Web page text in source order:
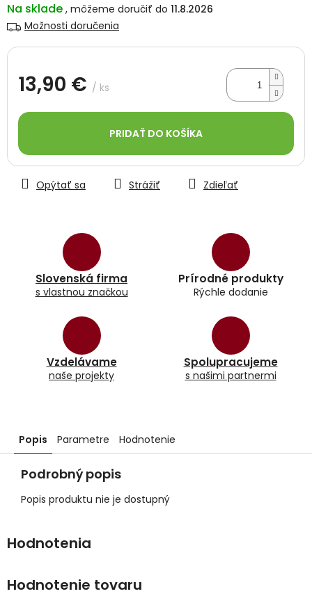
Na sklade
11.8.2026
Možnosti doručenia
13,90 € / ks
cena:
PRIDAŤ DO KOŠÍKA
Slovenská firma
s vlastnou značkou
Prírodné produkty
Rýchle dodanie
Vzdelávame
naše projekty
Spolupracujeme
s našimi partnermi
Opýtať sa Strážiť Zdieľať
z
5
Popis Parametre Hodnotenie
Podrobný popis
Popis produktu nie je dostupný
Hodnotenie tovaru